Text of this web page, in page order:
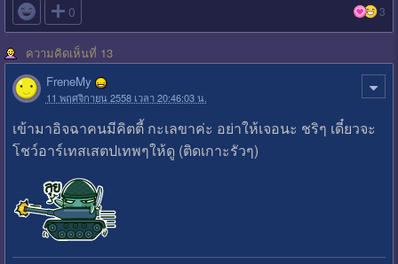
 0 3
ความคิดเห็นที่ 13
FreneMy
11 พฤศจิกายน 2558 เวลา 20:46:03 น.
เข้ามาอิจฉาคนมีคิตตี้ กะเลขาค่ะ อย่าให้เจอนะ ชริๆ เดี๋ยวจะ
โชว์อาร์เทสเสตปเทพๆให้ดู (ติดเกาะรัวๆ)